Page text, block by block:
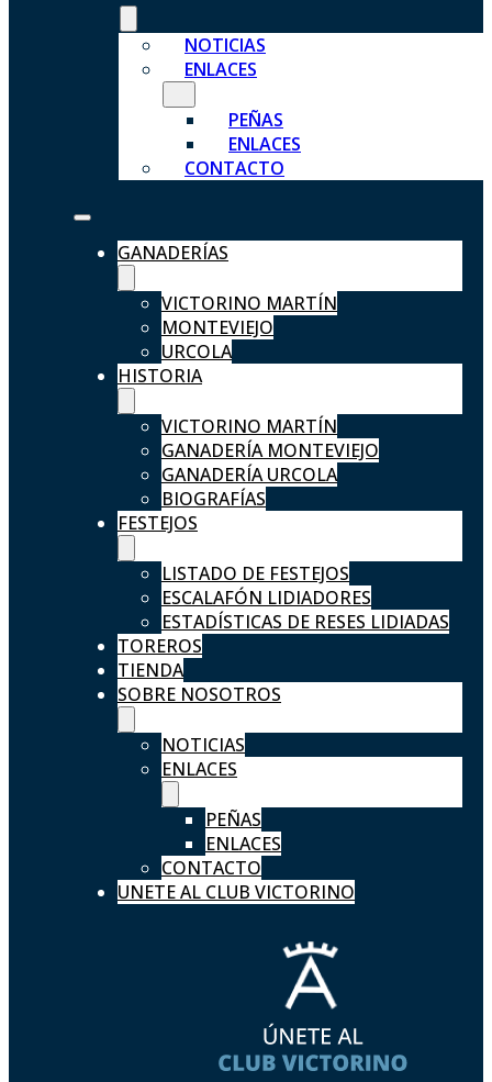
NOTICIAS
ENLACES
PEÑAS
ENLACES
CONTACTO
GANADERÍAS
VICTORINO MARTÍN
MONTEVIEJO
URCOLA
HISTORIA
VICTORINO MARTÍN
GANADERÍA MONTEVIEJO
GANADERÍA URCOLA
BIOGRAFÍAS
FESTEJOS
LISTADO DE FESTEJOS
ESCALAFÓN LIDIADORES
ESTADÍSTICAS DE RESES LIDIADAS
TOREROS
TIENDA
SOBRE NOSOTROS
NOTICIAS
ENLACES
PEÑAS
ENLACES
CONTACTO
UNETE AL CLUB VICTORINO